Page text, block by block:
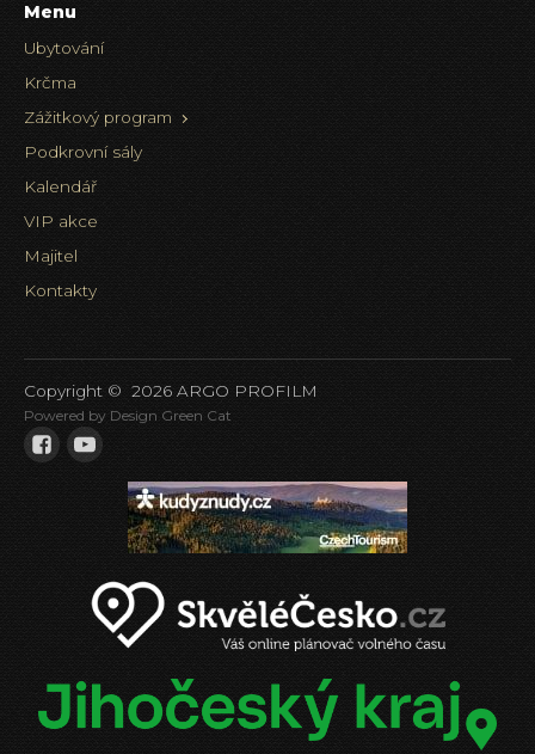
Menu
Ubytování
Krčma
Zážitkový program
Podkrovní sály
Kalendář
VIP akce
Majitel
Kontakty
Copyright © 2026 ARGO PROFILM
Powered by Design Green Cat